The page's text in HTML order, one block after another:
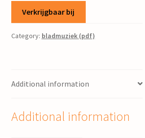
Verkrijgbaar bij
Category: bladmuziek (pdf)
Additional information
Additional information